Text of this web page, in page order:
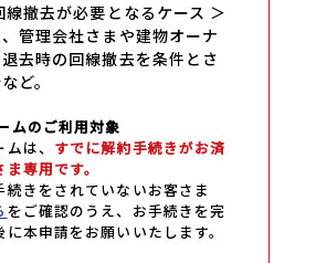
線撤去が必要となるケース ＞
管理会社さまや建物オーナ
去時の回線撤去を条件とさ
ど。
ムのご利用対象
は、 すでに解約手続きがお済
専用です。
続きをされていないお客さま
をご確認のうえ、お手続きを完
に本申請をお願いいたします。